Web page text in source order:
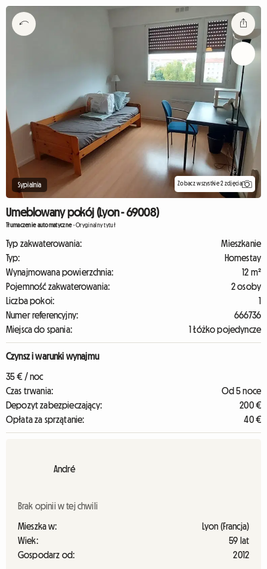
Sypialnia Zobacz wszystkie 2 zdjęcia
Umeblowany pokój (Lyon - 69008)
Tłumaczenie automatyczne-Oryginalny tytuł
Typ zakwaterowania:
Mieszkanie
Typ:
Homestay
Wynajmowana powierzchnia:
12 m²
Pojemność zakwaterowania:
2 osoby
Liczba pokoi:
1
Numer referencyjny:
666736
Miejsca do spania:
1 Łóżko pojedyncze
Czynsz i warunki wynajmu
35 € / noc
Czas trwania:
Od 5 noce
Depozyt zabezpieczający:
200 €
Opłata za sprzątanie:
40 €
André
Brak opinii w tej chwili
Mieszka w:
Lyon (Francja)
Wiek:
59 lat
Gospodarz od:
2012